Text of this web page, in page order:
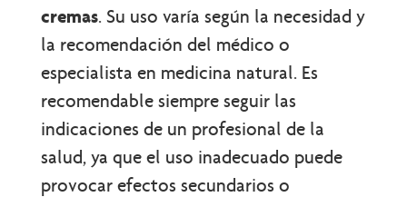
cremas. Su uso varía según la necesidad y
la recomendación del médico o
especialista en medicina natural. Es
recomendable siempre seguir las
indicaciones de un profesional de la
salud, ya que el uso inadecuado puede
provocar efectos secundarios o